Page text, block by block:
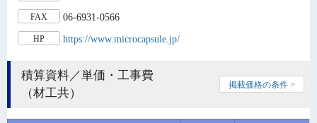
FAX 06-6931-0566
HP https://www.microcapsule.jp/
積算資料／単価・工事費
（材工共）
掲載価格の条件 >